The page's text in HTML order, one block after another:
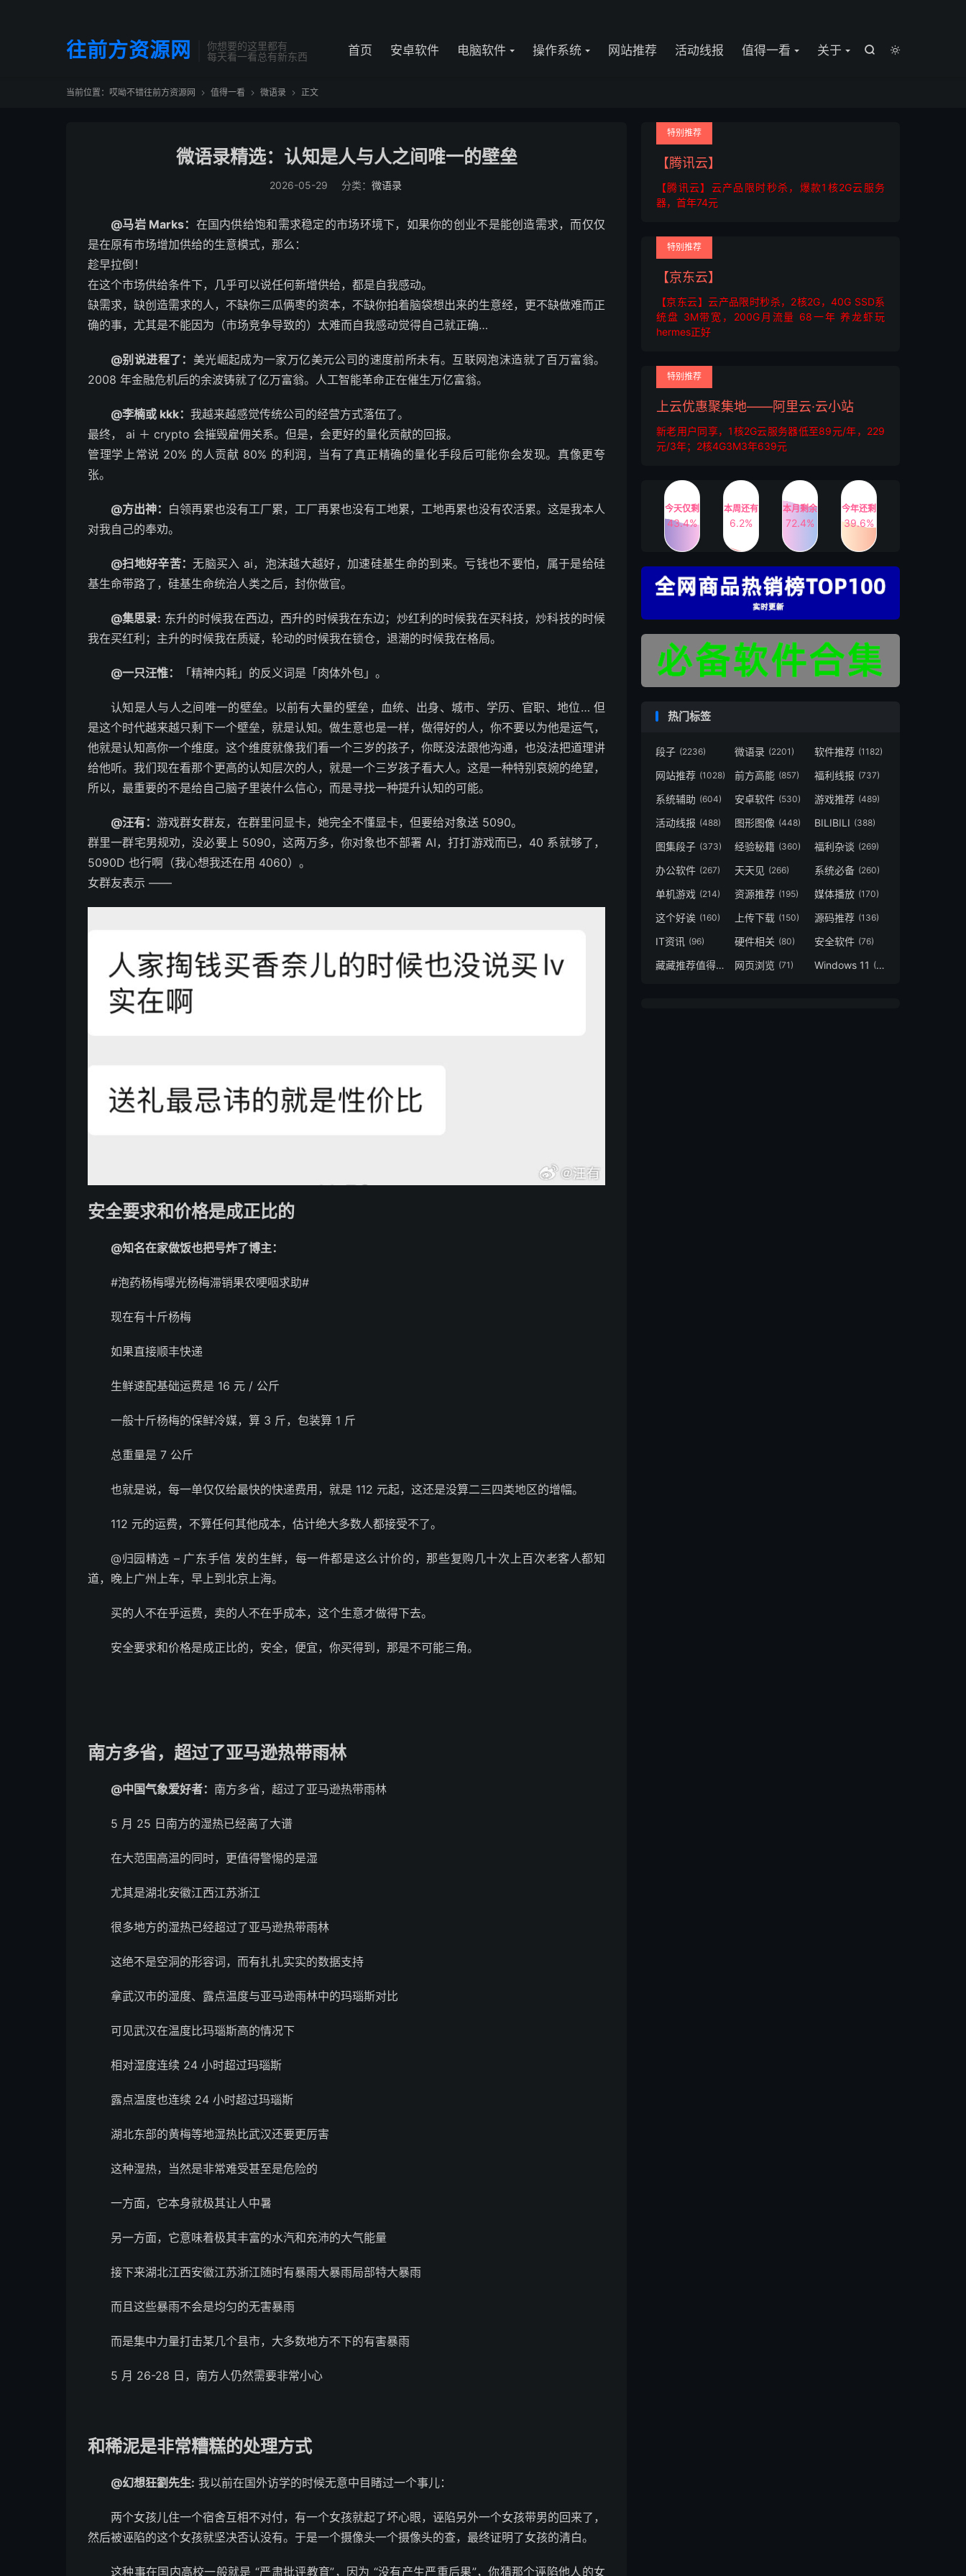
往前方资源网
你想要的这里都有
每天看一看总有新东西


首页 安卓软件 电脑软件 操作系统 网站推荐 活动线报 值得一看 关于
当前位置： 哎呦不错往前方资源网  值得一看  微语录  正文
微语录精选：认知是人与人之间唯一的壁垒
2026-05-29 分类： 微语录
@马岩 Marks： 在国内供给饱和需求稳定的市场环境下，如果你的创业不是能创造需求，而仅仅
是在原有市场增加供给的生意模式，那么：
趁早拉倒！
在这个市场供给条件下，几乎可以说任何新增供给，都是自我感动。
缺需求，缺创造需求的人，不缺你三瓜俩枣的资本，不缺你拍着脑袋想出来的生意经，更不缺做难而正
确的事，尤其是不能因为（市场竞争导致的）太难而自我感动觉得自己就正确…
@别说进程了： 美光崛起成为一家万亿美元公司的速度前所未有。互联网泡沫造就了百万富翁。
2008 年金融危机后的余波铸就了亿万富翁。人工智能革命正在催生万亿富翁。
@李楠或 kkk： 我越来越感觉传统公司的经营方式落伍了。
最终， ai ＋ crypto 会摧毁雇佣关系。但是，会更好的量化贡献的回报。
管理学上常说 20% 的人贡献 80% 的利润，当有了真正精确的量化手段后可能你会发现。真像更夸
张。
@方出神： 白领再累也没有工厂累，工厂再累也没有工地累，工地再累也没有农活累。这是我本人
对我自己的奉劝。 ​​​
@扫地好辛苦：无脑买入 ai，泡沫越大越好，加速硅基生命的到来。亏钱也不要怕，属于是给硅
基生命带路了，硅基生命统治人类之后，封你做官。 ​​​
@集思录: 东升的时候我在西边，西升的时候我在东边；炒红利的时候我在买科技，炒科技的时候
我在买红利；主升的时候我在质疑，轮动的时候我在锁仓，退潮的时候我在格局。
@一只汪惟： 「精神内耗」的反义词是「肉体外包」。
认知是人与人之间唯一的壁垒。以前有大量的壁垒，血统、出身、城市、学历、官职、地位… 但
是这个时代越来越只剩下一个壁垒，就是认知。做生意也是一样，做得好的人，你不要以为他是运气，
他就是认知高你一个维度。这个维度就像我们看一个三岁的孩子，你既没法跟他沟通，也没法把道理讲
给他听。我们现在看那个更高的认知层次的人，就是一个三岁孩子看大人。这是一种特别哀婉的绝望，
所以，最重要的不是给自己脑子里装什么信心，而是寻找一种提升认知的可能。
@汪有： 游戏群女群友，在群里问显卡，她完全不懂显卡，但要给对象送 5090。
群里一群宅男规劝，没必要上 5090，这两万多，你对象也不部署 AI，打打游戏而已，40 系就够了，
5090D 也行啊（我心想我还在用 4060）。
女群友表示 —— ​​​
安全要求和价格是成正比的
@知名在家做饭也把号炸了博主：
#泡药杨梅曝光杨梅滞销果农哽咽求助#
现在有十斤杨梅
如果直接顺丰快递
生鲜速配基础运费是 16 元 / 公斤
一般十斤杨梅的保鲜冷媒，算 3 斤，包装算 1 斤
总重量是 7 公斤
也就是说，每一单仅仅给最快的快递费用，就是 112 元起，这还是没算二三四类地区的增幅。
112 元的运费，不算任何其他成本，估计绝大多数人都接受不了。
@归园精选 – 广东手信 发的生鲜，每一件都是这么计价的，那些复购几十次上百次老客人都知
道，晚上广州上车，早上到北京上海。
买的人不在乎运费，卖的人不在乎成本，这个生意才做得下去。
安全要求和价格是成正比的，安全，便宜，你买得到，那是不可能三角。
南方多省，超过了亚马逊热带雨林
@中国气象爱好者： 南方多省，超过了亚马逊热带雨林
5 月 25 日南方的湿热已经离了大谱
在大范围高温的同时，更值得警惕的是湿
尤其是湖北安徽江西江苏浙江
很多地方的湿热已经超过了亚马逊热带雨林
这绝不是空洞的形容词，而有扎扎实实的数据支持
拿武汉市的湿度、露点温度与亚马逊雨林中的玛瑙斯对比
可见武汉在温度比玛瑙斯高的情况下
相对湿度连续 24 小时超过玛瑙斯
露点温度也连续 24 小时超过玛瑙斯
湖北东部的黄梅等地湿热比武汉还要更厉害
这种湿热，当然是非常难受甚至是危险的
一方面，它本身就极其让人中暑
另一方面，它意味着极其丰富的水汽和充沛的大气能量
接下来湖北江西安徽江苏浙江随时有暴雨大暴雨局部特大暴雨
而且这些暴雨不会是均匀的无害暴雨
而是集中力量打击某几个县市，大多数地方不下的有害暴雨
5 月 26-28 日，南方人仍然需要非常小心
和稀泥是非常糟糕的处理方式
@幻想狂劉先生: 我以前在国外访学的时候无意中目睹过一个事儿：
两个女孩儿住一个宿舍互相不对付，有一个女孩就起了坏心眼，诬陷另外一个女孩带男的回来了，
然后被诬陷的这个女孩就坚决否认没有。于是一个摄像头一个摄像头的查，最终证明了女孩的清白。
这种事在国内高校一般就是 “严肃批评教育”，因为 “没有产生严重后果”，你猜那个诬陷他人的女
特别推荐
【腾讯云】
【腾讯云】云产品限时秒杀，爆款1核2G云服务
器，首年74元
特别推荐
【京东云】
【京东云】云产品限时秒杀，2核2G，40G SSD系
统盘 3M带宽，200G月流量 68一年 养龙虾玩
hermes正好
特别推荐
上云优惠聚集地——阿里云·云小站
新老用户同享，1核2G云服务器低至89元/年，229
元/3年；2核4G3M3年639元
今天仅剩
43.4%
本周还有
6.2%
本月剩余
72.4%
今年还剩
39.6%
热门标签
段子 (2236) 微语录 (2201) 软件推荐 (1182)
网站推荐 (1028) 前方高能 (857) 福利线报 (737)
系统辅助 (604) 安卓软件 (530) 游戏推荐 (489)
活动线报 (488) 图形图像 (448) BILIBILI (388)
图集段子 (373) 经验秘籍 (360) 福利杂谈 (269)
办公软件 (267) 天天见 (266) 系统必备 (260)
单机游戏 (214) 资源推荐 (195) 媒体播放 (170)
这个好诶 (160) 上传下载 (150) 源码推荐 (136)
IT资讯 (96) 硬件相关 (80) 安全软件 (76)
藏藏推荐值得一看 (73)
网页浏览 (71) Windows 11 (49)